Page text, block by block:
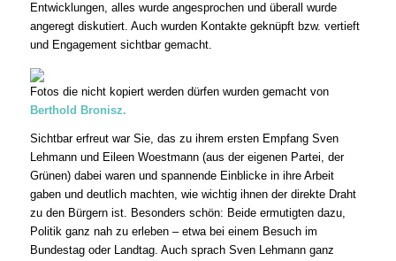
Entwicklungen, alles wurde angesprochen und überall wurde
angeregt diskutiert. Auch wurden Kontakte geknüpft bzw. vertieft
und Engagement sichtbar gemacht.
Fotos die nicht kopiert werden dürfen wurden gemacht von
Berthold Bronisz.
Sichtbar erfreut war Sie, das zu ihrem ersten Empfang Sven
Lehmann und Eileen Woestmann (aus der eigenen Partei, der
Grünen) dabei waren und spannende Einblicke in ihre Arbeit
gaben und deutlich machten, wie wichtig ihnen der direkte Draht
zu den Bürgern ist. Besonders schön: Beide ermutigten dazu,
Politik ganz nah zu erleben – etwa bei einem Besuch im
Bundestag oder Landtag. Auch sprach Sven Lehmann ganz